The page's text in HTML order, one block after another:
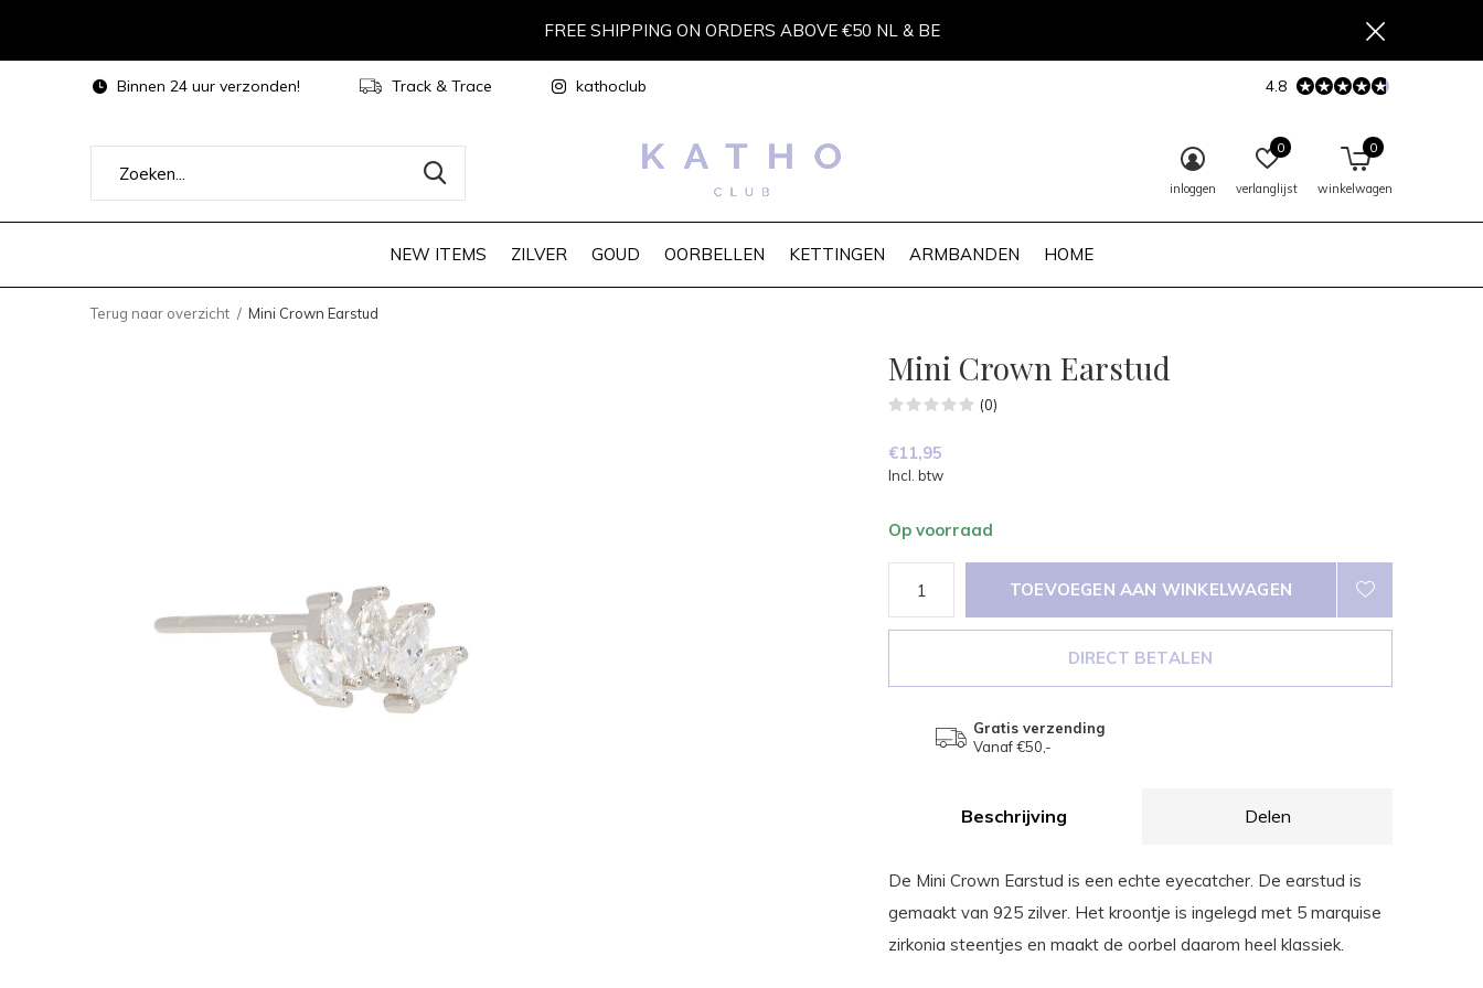
NEW ITEMS ZILVER GOUD OORBELLEN KETTINGEN ARMBANDEN HOME
inloggen verlanglijst
0
winkelwagen
0
Binnen 24 uur verzonden! Track & Trace kathoclub 4.8
FREE SHIPPING ON ORDERS ABOVE €50 NL & BE
Terug naar overzicht Mini Crown Earstud
Mini Crown Earstud
(0)
€11,95
Incl. btw
Op voorraad
TOEVOEGEN AAN WINKELWAGEN
DIRECT BETALEN
Gratis verzending
Vanaf €50,-
Beschrijving Delen
De Mini Crown Earstud is een echte eyecatcher. De earstud is
gemaakt van 925 zilver. Het kroontje is ingelegd met 5 marquise
zirkonia steentjes en maakt de oorbel daarom heel klassiek.